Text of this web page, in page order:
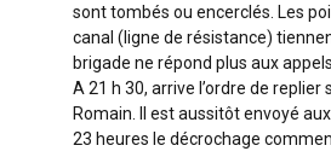
sont tombés ou encerclés. Les
canal (ligne de résistance)
brigade ne répond plus aux
A 21 h 30, arrive l’ordre de replier
Romain. Il est aussitôt envoyé
23 heures le décrochage